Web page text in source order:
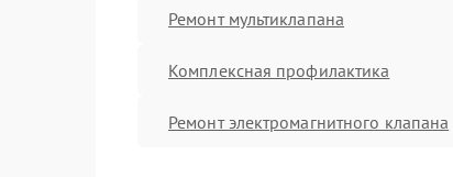
Ремонт мультиклапана
Комплексная профилактика
Ремонт электромагнитного клапана